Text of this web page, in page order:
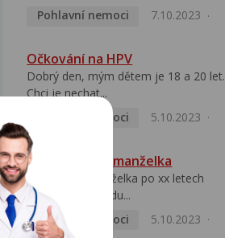
Pohlavní nemoci
7.10.2023
Očkování na HPV
Dobrý den, mým dětem je 18 a 20 let.
Chci je nechat...
Pohlavní nemoci
5.10.2023
HPV pozitivní manželka
Dobrý den, manželka po xx letech
přivezla z Východu...
Pohlavní nemoci
5.10.2023